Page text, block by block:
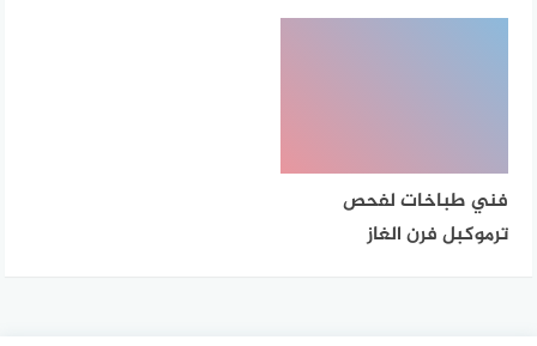
فني طباخات لفحص
ترموكبل فرن الغاز